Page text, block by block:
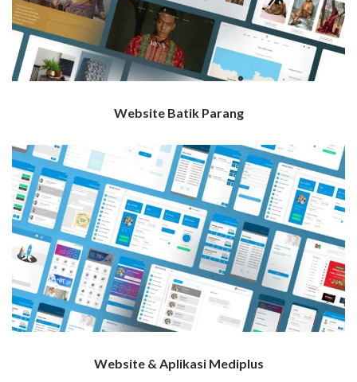
Website Batik Parang
Website & Aplikasi Mediplus